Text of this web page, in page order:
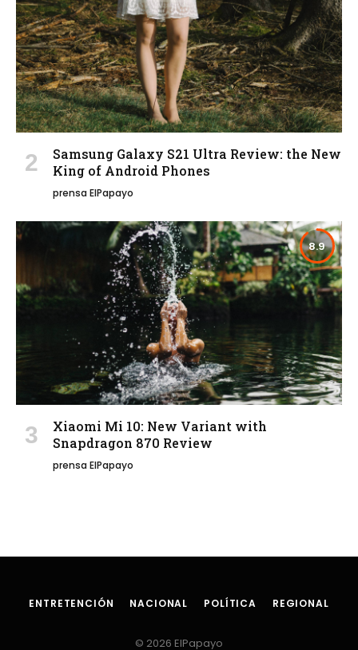
Samsung Galaxy S21 Ultra Review: the New
King of Android Phones
prensa ElPapayo
8.9
Xiaomi Mi 10: New Variant with
Snapdragon 870 Review
prensa ElPapayo
ENTRETENCIÓN NACIONAL POLÍTICA REGIONAL
© 2026 ElPapayo